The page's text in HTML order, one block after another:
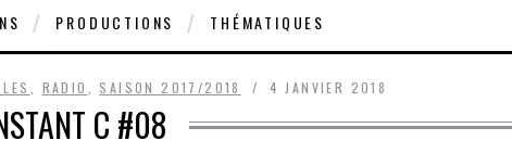
PRODUCTIONS THÉMATIQUES
RADIO SAISON 2017/2018 4 JANVIER 2018
C #08